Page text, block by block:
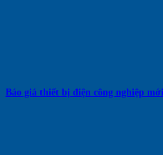
Báo giá thiết bị điện công nghiệp